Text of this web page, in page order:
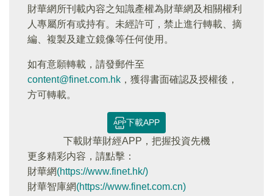
財華網所刊載內容之知識產權為財華網及相關權利
人專屬所有或持有。未經許可，禁止進行轉載、摘
編、複製及建立鏡像等任何使用。
如有意願轉載，請發郵件至
content@finet.com.hk ，獲得書面確認及授權後，
方可轉載。
下載APP
下載財華財經APP，把握投資先機
更多精彩内容，請點擊：
財華網(https://www.finet.hk/)
財華智庫網(https://www.finet.com.cn)